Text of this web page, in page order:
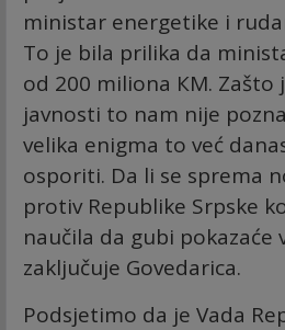
ministar energetike i
To je bila prilika da
od 200 miliona КM. Zašto
javnosti to nam nije
velika enigma to već
osporiti. Da li se sprema
protiv Republike Srpske
naučila da gubi pokazaće
zaključuje Govedarica.
Podsjetimo da je Vada